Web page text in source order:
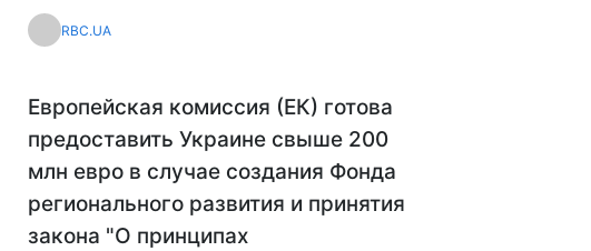
RBC.UA
Европейская комиссия (ЕК) готова
предоставить Украине свыше 200
млн евро в случае создания Фонда
регионального развития и принятия
закона "О принципах